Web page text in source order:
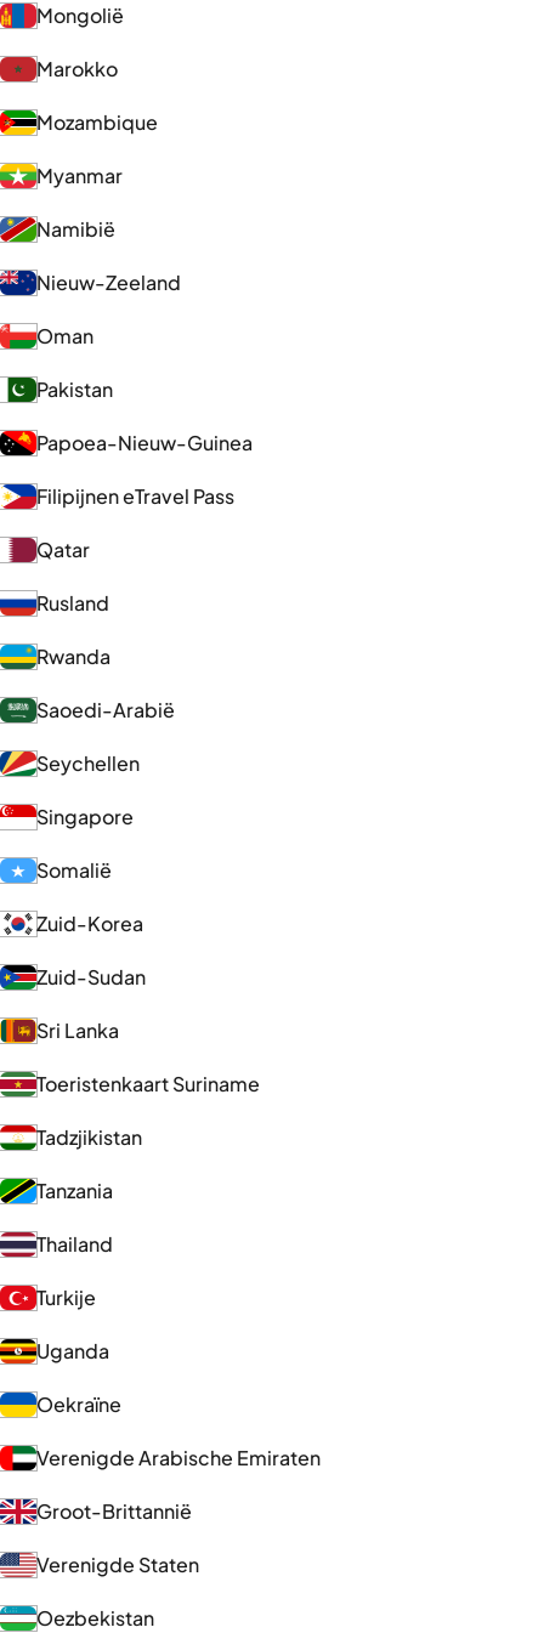
Mongolië
Marokko
Mozambique
Myanmar
Namibië
Nieuw-Zeeland
Oman
Pakistan
Papoea-Nieuw-Guinea
Filipijnen eTravel Pass
Qatar
Rusland
Rwanda
Saoedi-Arabië
Seychellen
Singapore
Somalië
Zuid-Korea
Zuid-Sudan
Sri Lanka
Toeristenkaart Suriname
Tadzjikistan
Tanzania
Thailand
Turkije
Uganda
Oekraïne
Verenigde Arabische Emiraten
Groot-Brittannië
Verenigde Staten
Oezbekistan